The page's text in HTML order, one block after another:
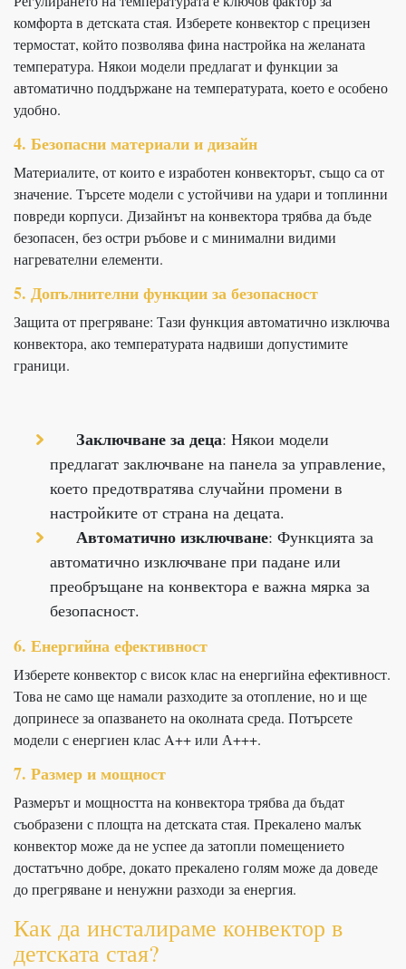
комфорта в детската стая. Изберете конвектор с прецизен
термостат, който позволява фина настройка на желаната
температура. Някои модели предлагат и функции за
автоматично поддържане на температурата, което е особено
удобно.
4. Безопасни материали и дизайн
Материалите, от които е изработен конвекторът, също са от
значение. Търсете модели с устойчиви на удари и топлинни
повреди корпуси. Дизайнът на конвектора трябва да бъде
безопасен, без остри ръбове и с минимални видими
нагревателни елементи.
5. Допълнителни функции за безопасност
Защита от прегряване: Тази функция автоматично изключва
конвектора, ако температурата надвиши допустимите
граници.
Заключване за деца: Някои модели
предлагат заключване на панела за управление,
което предотвратява случайни промени в
настройките от страна на децата.
Автоматично изключване: Функцията за
автоматично изключване при падане или
преобръщане на конвектора е важна мярка за
безопасност.
6. Енергийна ефективност
Изберете конвектор с висок клас на енергийна ефективност.
Това не само ще намали разходите за отопление, но и ще
допринесе за опазването на околната среда. Потърсете
модели с енергиен клас A++ или А+++.
7. Размер и мощност
Размерът и мощността на конвектора трябва да бъдат
съобразени с площта на детската стая. Прекалено малък
конвектор може да не успее да затопли помещението
достатъчно добре, докато прекалено голям може да доведе
до прегряване и ненужни разходи за енергия.
Как да инсталираме конвектор в
детската стая?